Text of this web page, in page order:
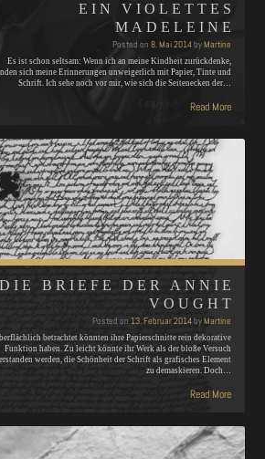
EIN VIOLETTES
MADELEINE
Posted on 8. Mai 2014byMartine
Es ist schon seltsam: Wenn ich an meine Kindheit zurückdenke,
sich meine Erinnerungen unweigerlich mit Papier, Tinte und
Schrift. Ich sehe noch vor mir, wie sich die Seitenecken der…
Read More
DIE BRIEFE DER ANNIE
VOUGHT
Posted on 13. Februar 2014byMartine
betrachtet könnten ihre Papierschnitte rein dekorative
Funktion haben. Zu leicht könnte ihr Werk als der bloße Versuch
werden, die Schönheit der Schrift als grafisches Element
zu demaskieren. Doch…
Read More